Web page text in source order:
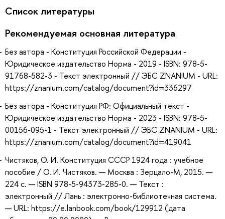
Список литературы
Рекомендуемая основная литература
Без автора - Конституция Российской Федерации -
Юридическое издательство Норма - 2019 - ISBN: 978-5-
91768-582-3 - Текст электронный // ЭБС ZNANIUM - URL:
https://znanium.com/catalog/document?id=336297
Без автора - Конституция РФ: Официальный текст -
Юридическое издательство Норма - 2023 - ISBN: 978-5-
00156-095-1 - Текст электронный // ЭБС ZNANIUM - URL:
https://znanium.com/catalog/document?id=419041
Чистяков, О. И. Конституция CCСР 1924 года : учебное
пособие / О. И. Чистяков. — Москва : Зерцало-М, 2015. —
224 с. — ISBN 978-5-94373-285-0. — Текст :
электронный // Лань : электронно-библиотечная система.
— URL: https://e.lanbook.com/book/129912 (дата